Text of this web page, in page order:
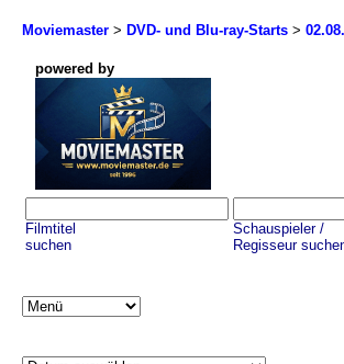
Moviemaster > DVD- und Blu-ray-Starts >
powered by
Filmtitel
suchen
Schauspieler /
Regisseur